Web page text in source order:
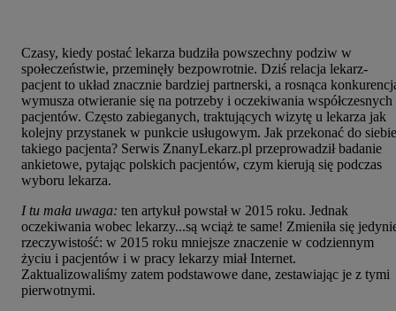
Czasy, kiedy postać lekarza budziła powszechny podziw w
społeczeństwie, przeminęły bezpowrotnie. Dziś relacja lekarz-
pacjent to układ znacznie bardziej partnerski, a rosnąca
wymusza otwieranie się na potrzeby i oczekiwania współczesnych
pacjentów. Często zabieganych, traktujących wizytę u lekarza jak
kolejny przystanek w punkcie usługowym. Jak przekonać do siebie
takiego pacjenta? Serwis ZnanyLekarz.pl przeprowadził badanie
ankietowe, pytając polskich pacjentów, czym kierują się podczas
wyboru lekarza.
I tu mała uwaga: ten artykuł powstał w 2015 roku. Jednak
oczekiwania wobec lekarzy...są wciąż te same! Zmieniła się
rzeczywistość: w 2015 roku mniejsze znaczenie w codziennym
życiu i pacjentów i w pracy lekarzy miał Internet.
Zaktualizowaliśmy zatem podstawowe dane, zestawiając je z tymi
pierwotnymi.